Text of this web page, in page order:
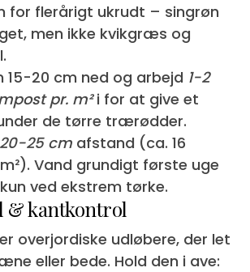
for flerårigt ukrudt – singrøn
men ikke kvikgræs og
15-20 cm ned og arbejd 1-2
pr. m²i for at give et
de tørre trærødder.
20-25 cm afstand (ca. 16
Vand grundigt første uge
ved ekstrem tørke.
& kantkontrol
overjordiske udløbere, der let
eller bede. Hold den i ave: